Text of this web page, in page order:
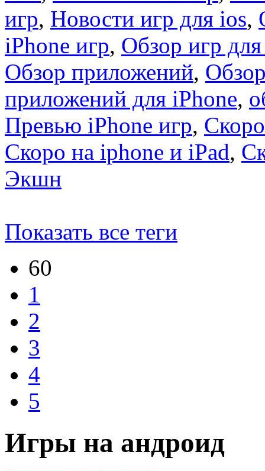
игр, Новости игр для ios,
iPhone игр, Обзор игр
Обзор приложений,
приложений для iPhone,
Превью iPhone игр,
Скоро на iphone и iPad,
Экшн
Показать все теги
60
1
2
3
4
5
Игры на андроид